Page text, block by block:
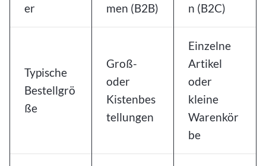
er
men (B2B)
n (B2C)
Typische
Bestellgrö
ße
Groß-
oder
Kistenbes
tellungen
Einzelne
Artikel
oder
kleine
Warenkör
be